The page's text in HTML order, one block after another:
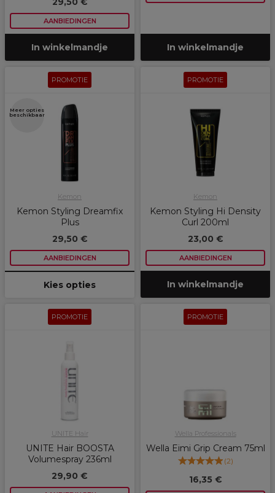
AANBIEDINGEN
In winkelmandje In winkelmandje
PROMOTIE
Meer opties
beschikbaar
Kemon
Kemon Styling Dreamfix
Plus
29,50 €
AANBIEDINGEN
Kies opties
PROMOTIE
Kemon
Kemon Styling Hi Density
Curl 200ml
23,00 €
AANBIEDINGEN
In winkelmandje
PROMOTIE
UNITE Hair
UNITE Hair BOOSTA
Volumespray 236ml
29,90 €
PROMOTIE
Wella Professionals
Wella Eimi Grip Cream 75ml
(2)
16,35 €